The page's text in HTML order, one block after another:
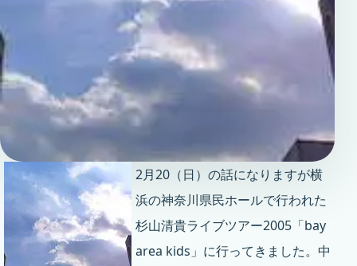
2月20（日）の話になりますが横
浜の神奈川県民ホールで行われた
杉山清貴ライブツアー2005「bay
area kids」に行ってきました。中